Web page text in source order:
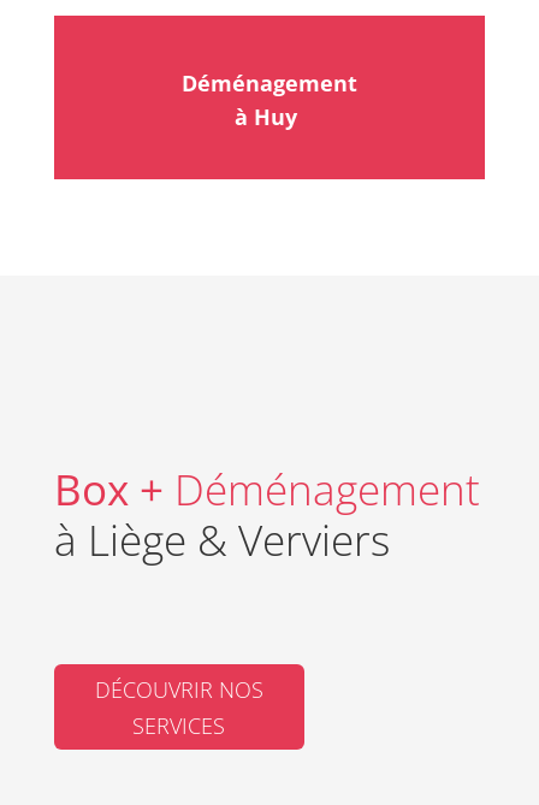
Déménagement
à Huy
Box + Déménagement
à Liège & Verviers
DÉCOUVRIR NOS
SERVICES